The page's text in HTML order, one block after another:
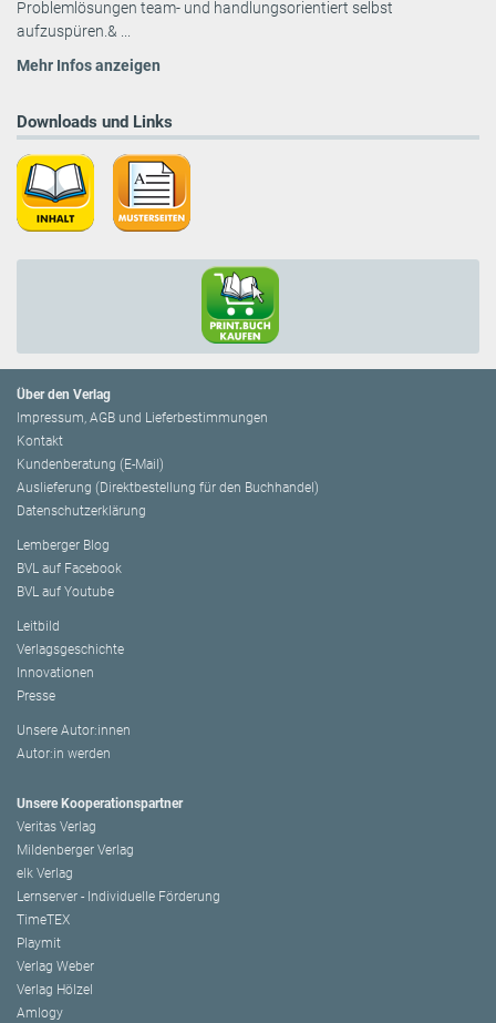
Problemlösungen team- und handlungsorientiert selbst
aufzuspüren.& ...
Mehr Infos anzeigen
Downloads und Links
Über den Verlag
Impressum, AGB und Lieferbestimmungen
Kontakt
Kundenberatung (E-Mail)
Auslieferung (Direktbestellung für den Buchhandel)
Datenschutzerklärung
Lemberger Blog
BVL auf Facebook
BVL auf Youtube
Leitbild
Verlagsgeschichte
Innovationen
Presse
Unsere Autor:innen
Autor:in werden
Unsere Kooperationspartner
Veritas Verlag
Mildenberger Verlag
elk Verlag
Lernserver - Individuelle Förderung
TimeTEX
Playmit
Verlag Weber
Verlag Hölzel
Amlogy